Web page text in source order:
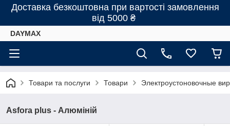
Доставка безкоштовна при вартості замовлення
від 5000 ₴
DAYMAX
Товари та послуги Товари Электроустоновочные
Asfora plus - Алюміній